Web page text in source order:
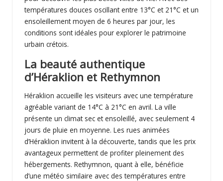
températures douces oscillant entre 13°C et 21°C et un
ensoleillement moyen de 6 heures par jour, les
conditions sont idéales pour explorer le patrimoine
urbain crétois.
La beauté authentique
d’Héraklion et Rethymnon
Héraklion accueille les visiteurs avec une température
agréable variant de 14°C à 21°C en avril. La ville
présente un climat sec et ensoleillé, avec seulement 4
jours de pluie en moyenne. Les rues animées
d’Héraklion invitent à la découverte, tandis que les prix
avantageux permettent de profiter pleinement des
hébergements. Rethymnon, quant à elle, bénéficie
d’une météo similaire avec des températures entre